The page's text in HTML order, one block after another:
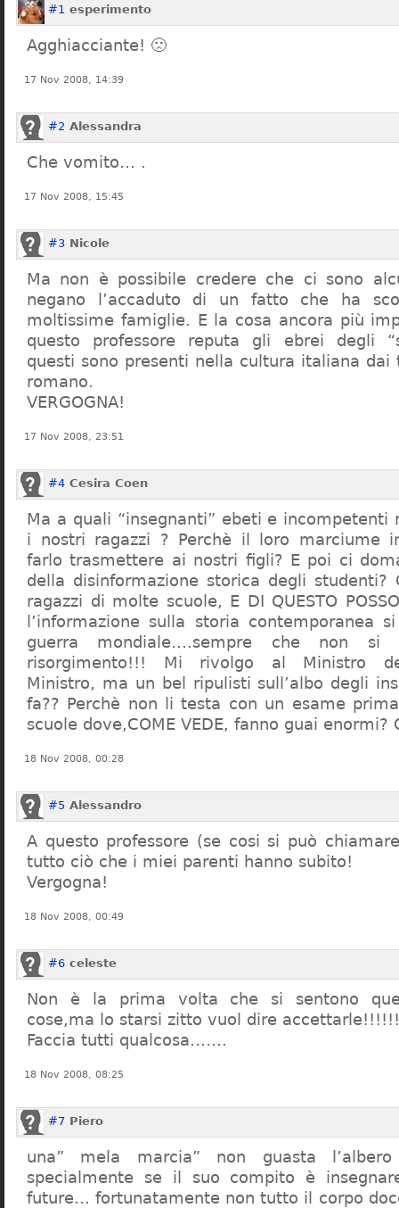
#1 esperimento
Agghiacciante! 🙁
17 Nov 2008, 14:39
#2 Alessandra
Che vomito… .
17 Nov 2008, 15:45
#3 Nicole
Ma non è possibile credere che ci sono
negano l’accaduto di un fatto che ha
moltissime famiglie. E la cosa ancora più
questo professore reputa gli ebrei degli
questi sono presenti nella cultura italiana dai
romano.
VERGOGNA!
17 Nov 2008, 23:51
#4 Cesira Coen
Ma a quali “insegnanti” ebeti e
i nostri ragazzi ? Perchè il loro marciume
farlo trasmettere ai nostri figli? E poi ci
della disinformazione storica degli
ragazzi di molte scuole, E DI QUESTO POSSO
l’informazione sulla storia contemporanea
guerra mondiale….sempre che non
risorgimento!!! Mi rivolgo al Ministro
Ministro, ma un bel ripulisti sull’albo degli
fa?? Perchè non li testa con un esame
scuole dove,COME VEDE, fanno guai enormi?
18 Nov 2008, 00:28
#5 Alessandro
A questo professore (se cosi si può
tutto ciò che i miei parenti hanno subito!
Vergogna!
18 Nov 2008, 00:49
#6 celeste
Non è la prima volta che si sentono
cose,ma lo starsi zitto vuol dire accettarle!!!!!!
Faccia tutti qualcosa…….
18 Nov 2008, 08:25
#7 Piero
una” mela marcia” non guasta
specialmente se il suo compito è
future… fortunatamente non tutto il corpo